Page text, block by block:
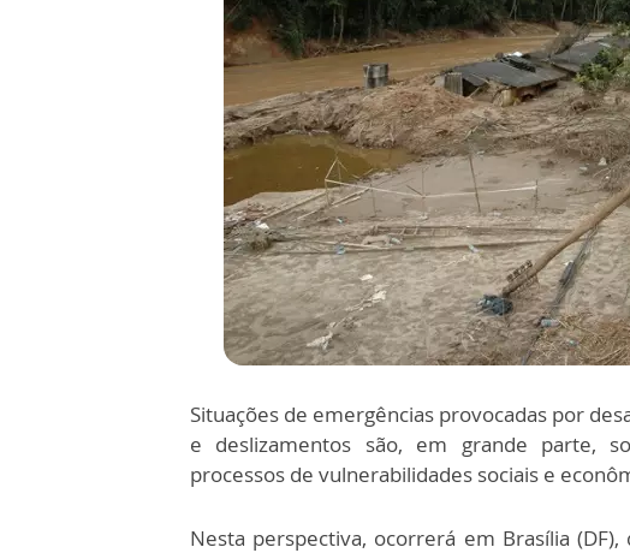
Situações de emergências provocadas por
e deslizamentos são, em grande parte,
processos de vulnerabilidades sociais e
Nesta perspectiva, ocorrerá em Brasília